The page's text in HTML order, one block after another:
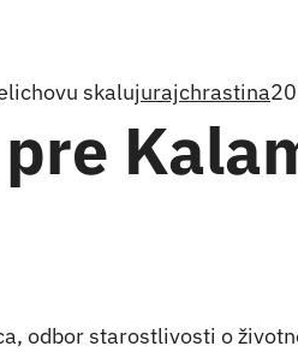
skalujurajchrastina
odbor starostlivosti o